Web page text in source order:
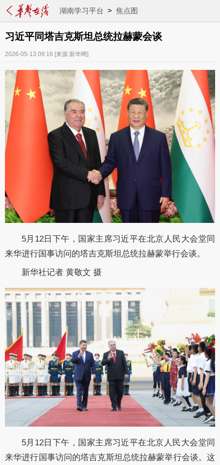
湖南学习平台 > 焦点图
习近平同塔吉克斯坦总统拉赫蒙会谈
2026-05-13 09:16 [来源:新华网]
5月12日下午，国家主席习近平在北京人民大会堂同
来华进行国事访问的塔吉克斯坦总统拉赫蒙举行会谈。
新华社记者 黄敬文 摄
5月12日下午，国家主席习近平在北京人民大会堂同
来华进行国事访问的塔吉克斯坦总统拉赫蒙举行会谈。这